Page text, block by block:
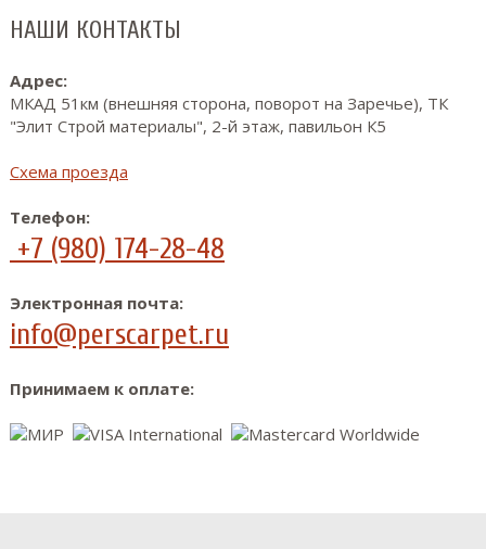
НАШИ КОНТАКТЫ
Адрес:
МКАД 51км (внешняя сторона, поворот на Заречье), ТК
"Элит Строй материалы", 2-й этаж, павильон К5
Схема проезда
Телефон:
+7 (980) 174-28-48
Электронная почта:
info@perscarpet.ru
Принимаем к оплате: